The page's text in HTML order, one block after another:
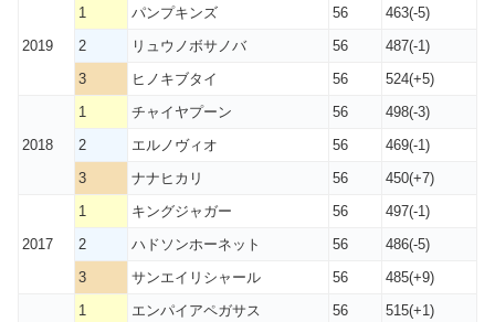
2019
1 パンプキンズ 56
463(-5)
2
リュウノボサノバ 56
487(-1)
3
ヒノキブタイ 56 524(+5)
2018
1 チャイヤプーン 56
498(-3)
2
エルノヴィオ 56
469(-1)
3
ナナヒカリ 56 450(+7)
2017
1 キングジャガー 56
497(-1)
2
ハドソンホーネット 56
486(-5)
3
サンエイリシャール 56
485(+9)
1
エンパイアペガサス 56 515(+1)